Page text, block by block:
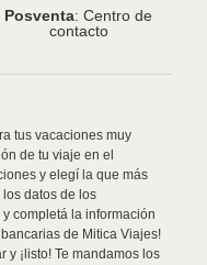
Posventa: Centro de
contacto
tus vacaciones muy
de tu viaje en el
y elegí la que más
datos de los
completá la información
de Mitica Viajes!
y ¡listo! Te mandamos los